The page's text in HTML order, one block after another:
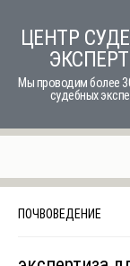
ЦЕНТР
Мы проводим более
судебных
ПОЧВОВЕДЕНИЕ